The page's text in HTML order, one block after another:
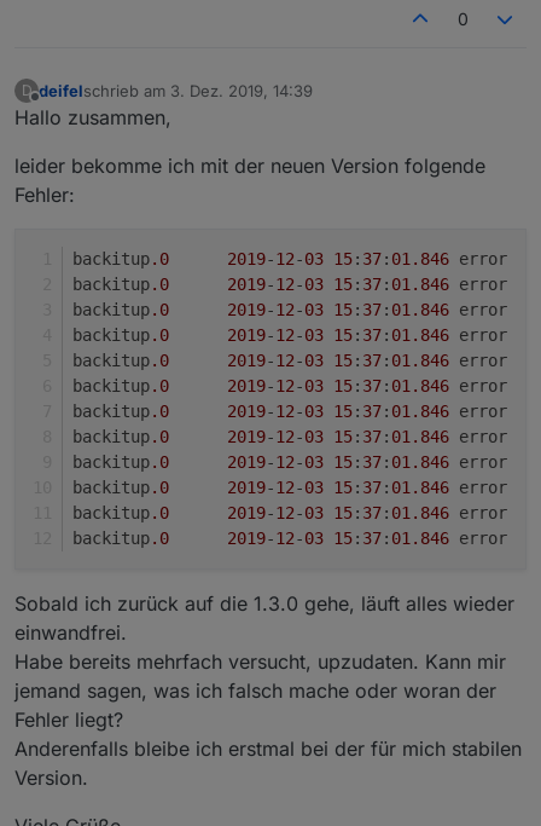
0
D
Offline
deifelschrieb am 3. Dez. 2019, 14:39
zuletzt editiert von
Hallo zusammen,
leider bekomme ich mit der neuen Version folgende
Fehler:
backitup.0 2019-12-03 15: 37: 01.846
backitup.0 2019-12-03 15: 37: 01.846
backitup.0 2019-12-03 15: 37: 01.846
backitup.0 2019-12-03 15: 37: 01.846
backitup.0 2019-12-03 15: 37: 01.846
backitup.0 2019-12-03 15: 37: 01.846
backitup.0 2019-12-03 15: 37: 01.846
backitup.0 2019-12-03 15: 37: 01.846
backitup.0 2019-12-03 15: 37: 01.846
backitup.0 2019-12-03 15: 37: 01.846
backitup.0 2019-12-03 15: 37: 01.846
backitup.0 2019-12-03 15: 37: 01.846
Sobald ich zurück auf die 1.3.0 gehe, läuft alles wieder
einwandfrei.
Habe bereits mehrfach versucht, upzudaten. Kann mir
jemand sagen, was ich falsch mache oder woran der
Fehler liegt?
Anderenfalls bleibe ich erstmal bei der für mich stabilen
Version.